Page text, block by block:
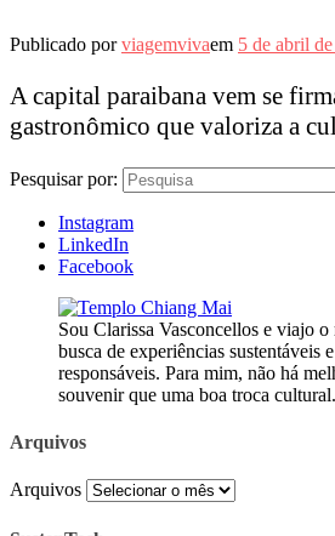
Publicado porviagemvivaem 5 de abril
A capital paraibana vem se
gastronômico que valoriza a
Pesquisar por:
Instagram
LinkedIn
Facebook
Sou Clarissa Vasconcellos e viajo o
busca de experiências sustentáveis e
responsáveis. Para mim, não há
souvenir que uma boa troca cultural.
Arquivos
Arquivos